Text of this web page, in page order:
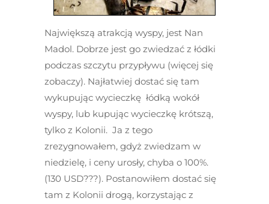
Największą atrakcją wyspy, jest Nan
Madol. Dobrze jest go zwiedzać z łódki
podczas szczytu przypływu (więcej się
zobaczy). Najłatwiej dostać się tam
wykupując wycieczkę łódką wokół
wyspy, lub kupując wycieczkę krótszą,
tylko z Kolonii. Ja z tego
zrezygnowałem, gdyż zwiedzam w
niedzielę, i ceny urosły, chyba o 100%.
(130 USD???). Postanowiłem dostać się
tam z Kolonii drogą, korzystając z